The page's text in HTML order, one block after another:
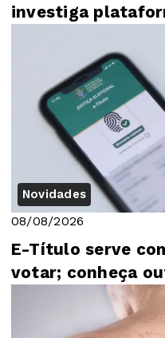
investiga
Novidades
08/08/2026
E-Título serve
votar; conheça